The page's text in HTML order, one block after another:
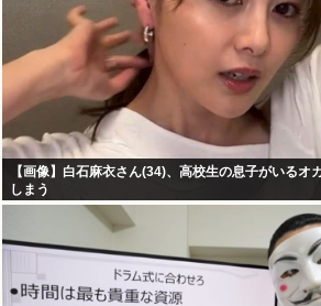
【画像】白石麻衣さん(34)、高校生の息子がいるオ
しまう